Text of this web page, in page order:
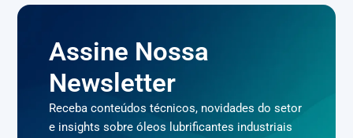
Assine Nossa
Newsletter
Receba conteúdos técnicos, novidades do setor
e insights sobre óleos lubrificantes industriais